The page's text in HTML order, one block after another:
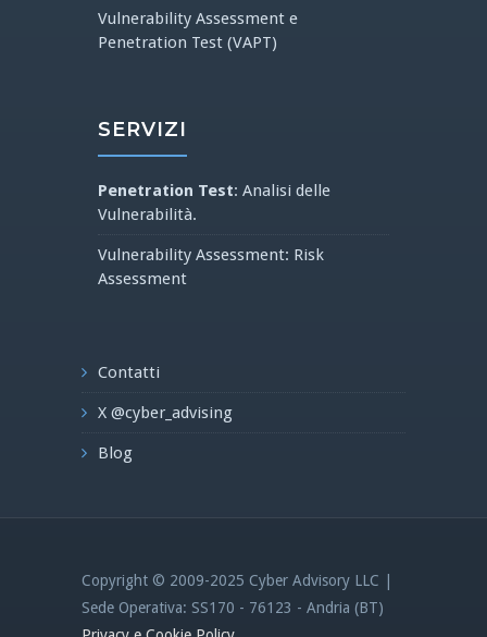
Vulnerability Assessment e
Penetration Test (VAPT)
SERVIZI
Penetration Test: Analisi delle
Vulnerabilità.
Vulnerability Assessment: Risk
Assessment
Contatti
X @cyber_advising
Blog
Copyright © 2009-2025 Cyber Advisory LLC |
Sede Operativa: SS170 - 76123 - Andria (BT)